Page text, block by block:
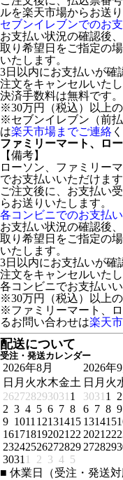
ルを楽天市場からお送り
セブンイレブンでのお
お支払い状況の確認後
取り希望日をご指定の
いたします。
3日以内にお支払いが確
注文をキャンセルいたし
決済手数料は無料です。
※30万円（税込）以上
※セブンイレブン（前
は楽天市場までご連絡
ファミリーマート、ロ
【備考】
ローソン、ファミリー
でお支払いいただけます
ご注文後に、お支払い
らお送りいたします。
各コンビニでのお支払
お支払い状況の確認後
取り希望日をご指定の
いたします。
3日以内にお支払いが確
注文をキャンセルいたし
各コンビニでお支払い
※30万円（税込）以上
※ファミリーマート、
るお問い合わせは楽天
配送について
受注・発送カレンダー
2026年8月
日 月 火水木金土
262728293031 1
2 3 4 5 6 7 8
9 1011 12131415
161718192021 22
23242526272829
3031 1 2 3 4 5
2026年9
日 月 火
3031 1 2
6 7 8 9
131415
2021 22
272829
■ 休業日（受注・発送対